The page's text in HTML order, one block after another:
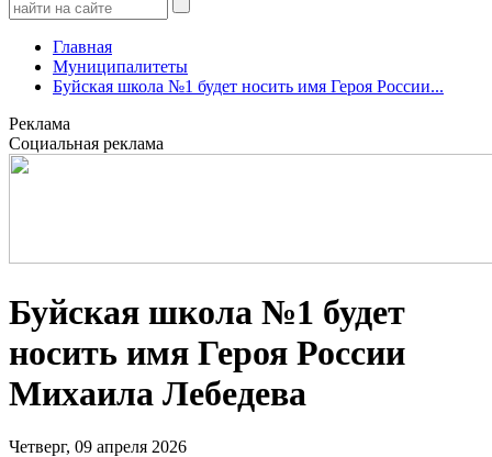
Главная
Муниципалитеты
Буйская школа №1 будет носить имя Героя России...
Реклама
Социальная реклама
Буйская школа №1 будет
носить имя Героя России
Михаила Лебедева
Четверг, 09 апреля 2026